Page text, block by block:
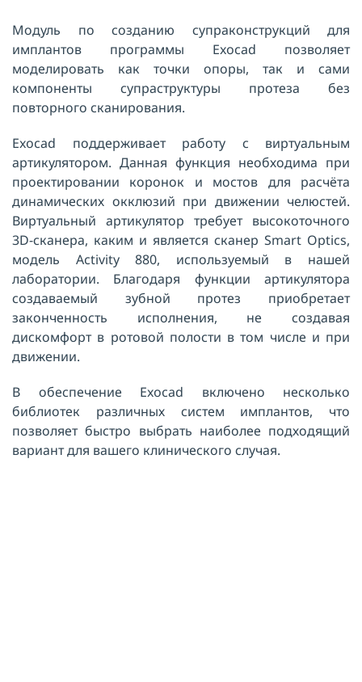
Модуль по созданию супраконструкций для
имплантов программы Exocad позволяет
моделировать как точки опоры, так и сами
компоненты супраструктуры протеза без
повторного сканирования.
Exocad поддерживает работу с виртуальным
артикулятором. Данная функция необходима при
проектировании коронок и мостов для расчёта
динамических окклюзий при движении челюстей.
Виртуальный артикулятор требует высокоточного
3D-сканера, каким и является сканер Smart Optics,
модель Activity 880, используемый в нашей
лаборатории. Благодаря функции артикулятора
создаваемый зубной протез приобретает
законченность исполнения, не создавая
дискомфорт в ротовой полости в том числе и при
движении.
В обеспечение Exocad включено несколько
библиотек различных систем имплантов, что
позволяет быстро выбрать наиболее подходящий
вариант для вашего клинического случая.